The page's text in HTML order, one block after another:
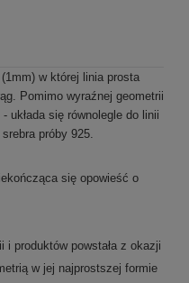
w której linia prosta
Pomimo wyraźnej geometrii
układa się równolegle do linii
próby 925.
się opowieść o
produktów powstała z okazji
w jej najprostszej formie